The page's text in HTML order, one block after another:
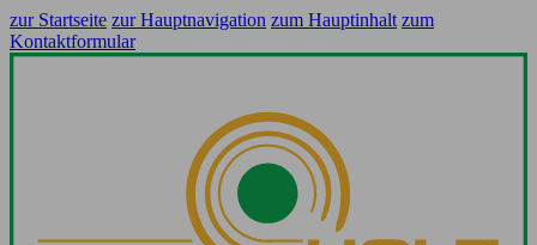
zur Startseite zur Hauptnavigation zum Hauptinhalt zum
Kontaktformular